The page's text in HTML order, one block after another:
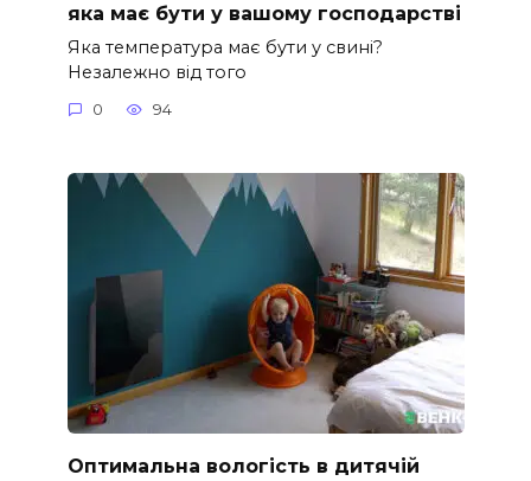
яка має бути у вашому господарстві
Яка температура має бути у свині?
Незалежно від того
0 94
Оптимальна вологість в дитячій